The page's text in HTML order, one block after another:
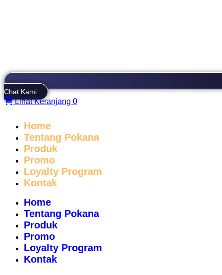
Chat Kami
Lihat Keranjang 0
Home
Tentang Pokana
Produk
Promo
Loyalty Program
Kontak
Home
Tentang Pokana
Produk
Promo
Loyalty Program
Kontak